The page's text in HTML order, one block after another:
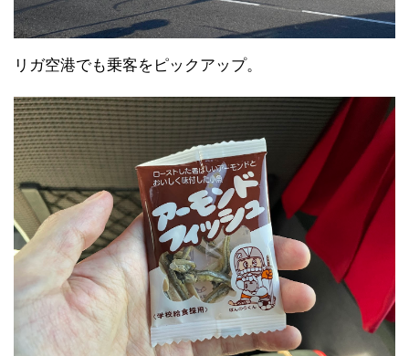
リガ空港でも乗客をピックアップ。